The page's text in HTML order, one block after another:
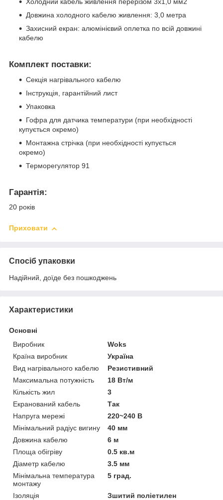
Довжина холодного кабелю живлення: 3,0 метра
Захисний екран: алюмінієвий оплетка по всій довжині
кабелю
Комплект поставки:
Секція нагрівального кабелю
Інструкція, гарантійний лист
Упаковка
Гофра для датчика температури (при необхідності
купується окремо)
Монтажна стрічка (при необхідності купується
окремо)
Терморегулятор 91
Гарантія:
20 років
Приховати
Спосіб упаковки
Надійний, доїде без пошкоджень
Характеристики
Основні
Виробник
Woks
Країна виробник
Україна
Вид нагрівального кабелю
Резистивний
Максимальна потужність
18 Вт/м
Кількість жил
3
Екранований кабель
Так
Напруга мережі
220~240 В
Мінімальний радіус вигину
40 мм
Довжина кабелю
6 м
Площа обігріву
0.5 кв.м
Діаметр кабелю
3.5 мм
Мінімальна температура
монтажу
5 град.
Ізоляція
Зшитий поліетилен